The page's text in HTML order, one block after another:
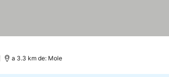
a 3.3 km de: Mole